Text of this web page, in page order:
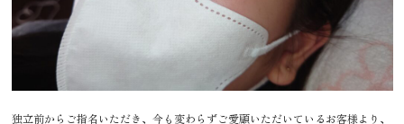
独立前からご指名いただき、今も変わらずご愛顧いただいているお客様より、